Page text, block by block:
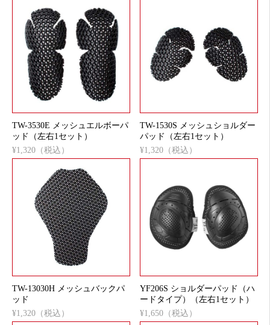
TW-3530E メッシュエルボーパ
ッド（左右1セット）
¥1,320（税込）
TW-1530S メッシュショルダー
パッド（左右1セット）
¥1,320（税込）
TW-13030H メッシュバックパ
ッド
¥1,320（税込）
YF206S ショルダーパッド（ハ
ードタイプ）（左右1セット）
¥1,650（税込）